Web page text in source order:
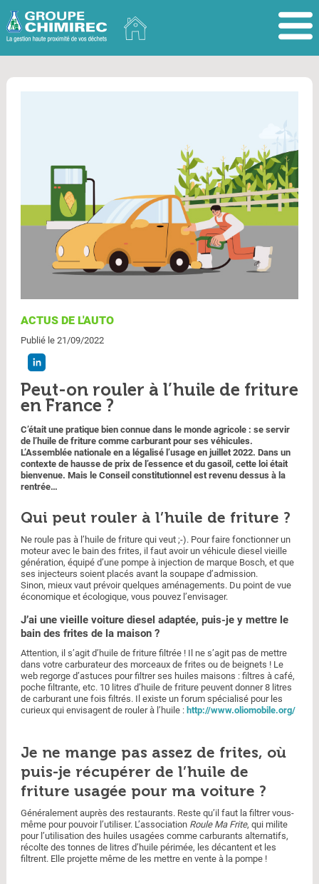
ACTUS DE L'AUTO
Publié le 21/09/2022
Peut-on rouler à l’huile de friture
en France ?
C’était une pratique bien connue dans le monde agricole : se servir
de l’huile de friture comme carburant pour ses véhicules.
L’Assemblée nationale en a légalisé l’usage en juillet 2022. Dans un
contexte de hausse de prix de l’essence et du gasoil, cette loi était
bienvenue. Mais le Conseil constitutionnel est revenu dessus à la
rentrée…
Qui peut rouler à l’huile de friture ?
Ne roule pas à l’huile de friture qui veut ;-). Pour faire fonctionner un
moteur avec le bain des frites, il faut avoir un véhicule diesel vieille
génération, équipé d’une pompe à injection de marque Bosch, et que
ses injecteurs soient placés avant la soupape d’admission.
Sinon, mieux vaut prévoir quelques aménagements. Du point de vue
économique et écologique, vous pouvez l’envisager.
J’ai une vieille voiture diesel adaptée, puis-je y mettre le
bain des frites de la maison ?
Attention, il s’agit d’huile de friture filtrée ! Il ne s’agit pas de mettre
dans votre carburateur des morceaux de frites ou de beignets ! Le
web regorge d’astuces pour filtrer ses huiles maisons : filtres à café,
poche filtrante, etc. 10 litres d’huile de friture peuvent donner 8 litres
de carburant une fois filtrés. Il existe un forum spécialisé pour les
curieux qui envisagent de rouler à l’huile : http://www.oliomobile.org/
Je ne mange pas assez de frites, où
puis-je récupérer de l’huile de
friture usagée pour ma voiture ?
Généralement auprès des restaurants. Reste qu’il faut la filtrer vous-
même pour pouvoir l’utiliser. L’association Roule Ma Frite, qui milite
pour l’utilisation des huiles usagées comme carburants alternatifs,
récolte des tonnes de litres d’huile périmée, les décantent et les
filtrent. Elle projette même de les mettre en vente à la pompe !